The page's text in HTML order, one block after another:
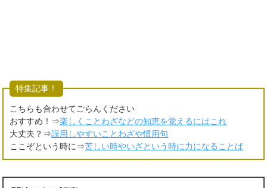
特集記事！
こちらも合わせてごらんください
おすすめ！⇒楽しくことわざなどの知恵を覚えるにはこれ
大丈夫？⇒誤用しやすいことわざや慣用句
ここぞという時に⇒苦しい時やいざという時に力になることば